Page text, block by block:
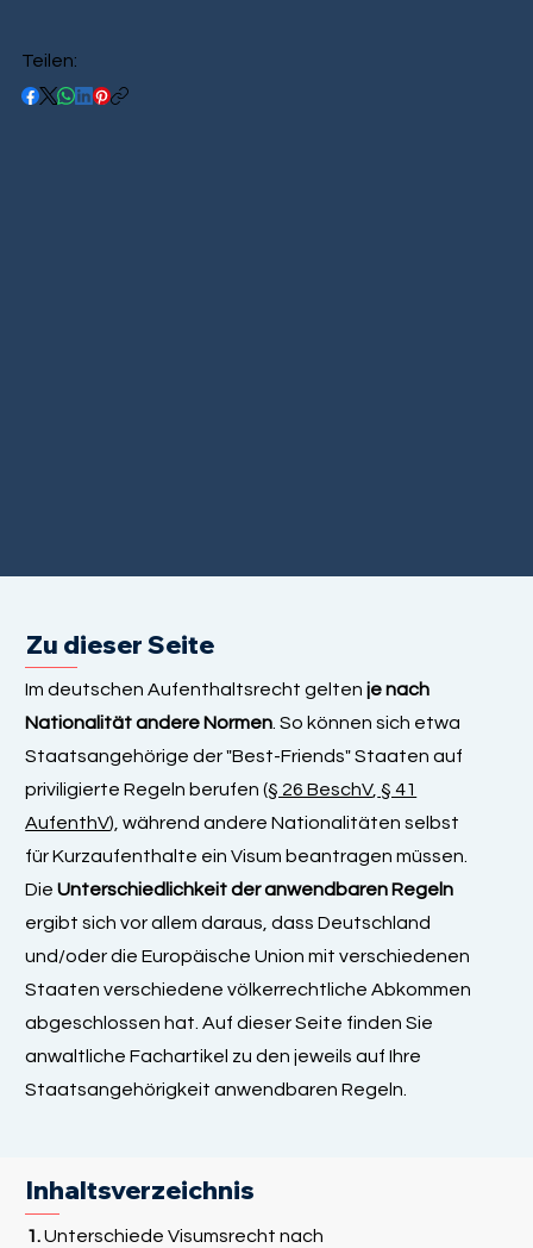
Teilen:
Zu dieser Seite
Im deutschen Aufenthaltsrecht geltenje nach
Nationalität andere Normen . So können sich etwa
Staatsangehörige der "Best-Friends" Staaten auf
priviligierte Regeln berufen (§ 26 BeschV, § 41
AufenthV), während andere Nationalitäten selbst
für Kurzaufenthalte ein Visum beantragen müssen.
DieUnterschiedlichkeit der anwendbaren Regeln
ergibt sich vor allem daraus, dass Deutschland
und/oder die Europäische Union mit verschiedenen
Staaten verschiedene völkerrechtliche Abkommen
abgeschlossen hat. Auf dieser Seite finden Sie
anwaltliche Fachartikel zu den jeweils auf Ihre
Staatsangehörigkeit anwendbaren Regeln.
Inhaltsverzeichnis
1.Unterschiede Visumsrecht nach